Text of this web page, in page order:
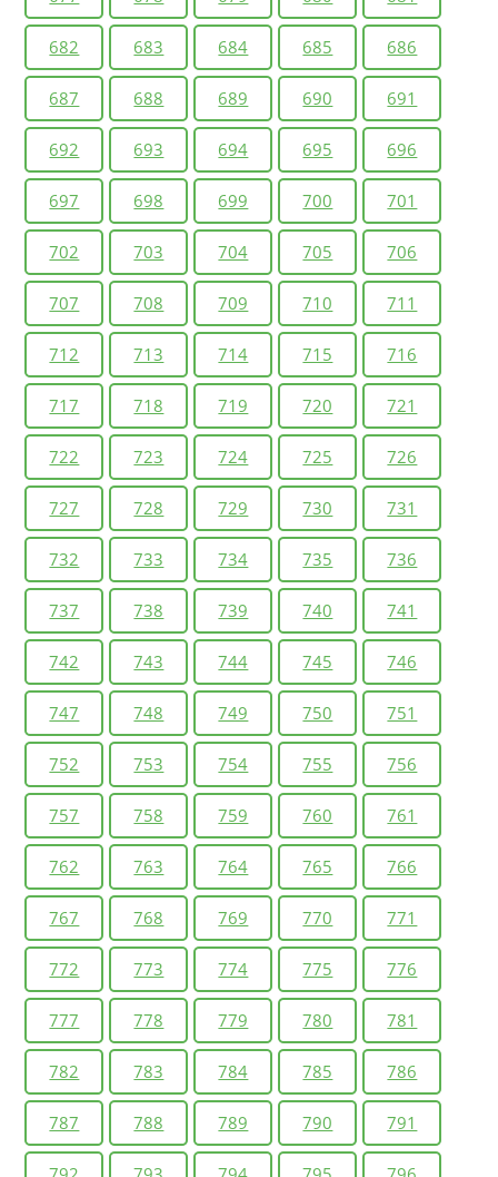
682 683 684 685 686
687 688 689 690 691
692 693 694 695 696
697 698 699 700 701
702 703 704 705 706
707 708 709 710 711
712 713 714 715 716
717 718 719 720 721
722 723 724 725 726
727 728 729 730 731
732 733 734 735 736
737 738 739 740 741
742 743 744 745 746
747 748 749 750 751
752 753 754 755 756
757 758 759 760 761
762 763 764 765 766
767 768 769 770 771
772 773 774 775 776
777 778 779 780 781
782 783 784 785 786
787 788 789 790 791